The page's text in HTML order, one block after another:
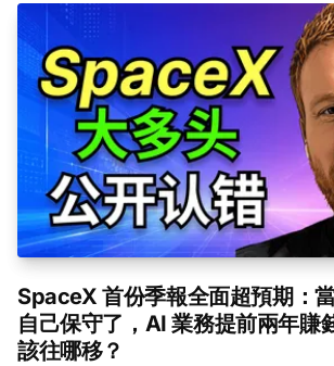
SpaceX 首份季報全面超預期：
自己保守了，AI 業務提前兩年賺
該往哪移？